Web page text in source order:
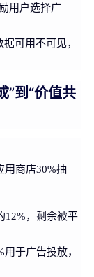
用户选择广
可用不可见，
”到“价值共
用商店30%抽
12%，剩余被平
于广告投放，